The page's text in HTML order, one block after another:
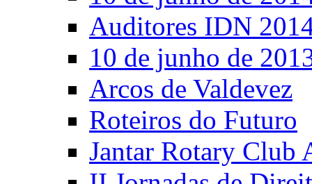
Auditores IDN
10 de junho de
Arcos de Valdevez
Roteiros do Futuro
Jantar Rotary Club